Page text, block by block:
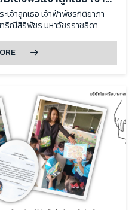
เจ้าลูกเธอ เจ้าฟ้าพัชรกิติยาภา
ริณีสิริพัชร มหาวัชรราชธิดา